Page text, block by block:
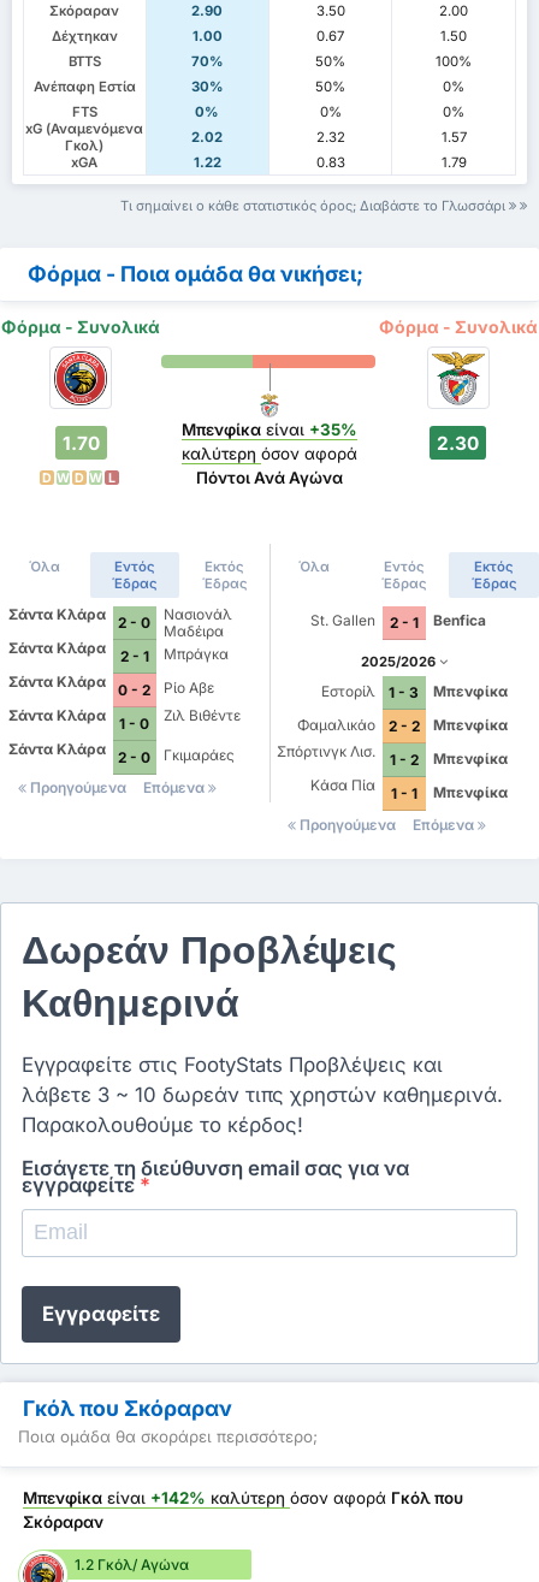
Σκόραραν
2.90 3.50
2.00
Δέχτηκαν
1.00 0.67
1.50
BTTS
70% 50%
100%
Ανέπαφη Εστία
30% 50%
0%
FTS
0% 0%
0%
xG (Αναμενόμενα
Γκολ)
2.02 2.32
1.57
xGA
1.22 0.83 1.79
Τι σημαίνει ο κάθε στατιστικός όρος; Διαβάστε το Γλωσσάρι
Φόρμα - Ποια ομάδα θα νικήσει;
Φόρμα - Συνολικά Φόρμα - Συνολικά
1.70
D W D W L
Μπενφίκαείναι +35%
καλύτερη όσον αφορά
Πόντοι Ανά Αγώνα
2.30
Όλα
Εντός
Έδρας
Εκτός
Έδρας
Σάντα Κλάρα 2 - 0
Νασιονάλ
Μαδέιρα
Σάντα Κλάρα
2 - 1
Μπράγκα
Σάντα Κλάρα
0 - 2
Ρίο Αβε
Σάντα Κλάρα
1 - 0
Ζιλ Βιθέντε
Σάντα Κλάρα
2 - 0
Γκιμαράες
Προηγούμενα
Επόμενα
Όλα
Εντός
Έδρας
Εκτός
Έδρας
St. Gallen 2 - 1 Benfica
2025/2026
Εστορίλ 1 - 3
Μπενφίκα
Φαμαλικάο
2 - 2
Μπενφίκα
Σπόρτινγκ Λισ.
1 - 2
Μπενφίκα
Κάσα Πία
1 - 1
Μπενφίκα
Προηγούμενα
Επόμενα
Δωρεάν Προβλέψεις
Καθημερινά
Εγγραφείτε στις FootyStats Προβλέψεις και
λάβετε 3 ~ 10 δωρεάν τιπς χρηστών καθημερινά.
Παρακολουθούμε το κέρδος!
Εισάγετε τη διεύθυνση email σας για να
εγγραφείτε *
Εγγραφείτε
Γκόλ που Σκόραραν
Ποια ομάδα θα σκοράρει περισσότερο;
Μπενφίκα είναι +142% καλύτερη όσον αφορά Γκόλ που
Σκόραραν
1.2 Γκόλ/ Αγώνα